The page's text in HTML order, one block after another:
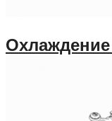
Охлаждение